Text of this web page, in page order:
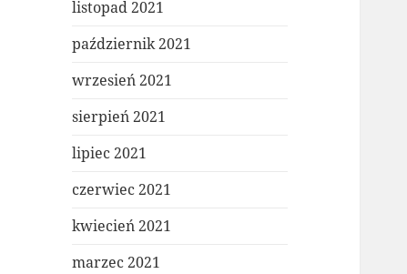
listopad 2021
październik 2021
wrzesień 2021
sierpień 2021
lipiec 2021
czerwiec 2021
kwiecień 2021
marzec 2021